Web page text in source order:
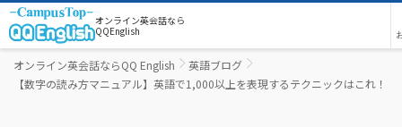
オンライン英会話なら
QQEnglish
オンライン英会話ならQQ English
英語ブログ
【数字の読み方マニュアル】英語で1,000以上を表現するテクニックはこれ！